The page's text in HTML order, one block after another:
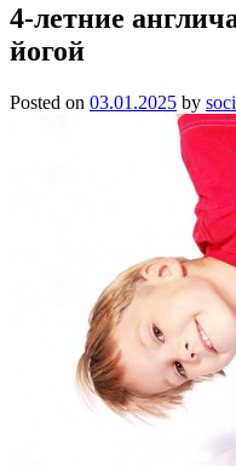
4-летние
йогой
Posted on 03.01.2025 by